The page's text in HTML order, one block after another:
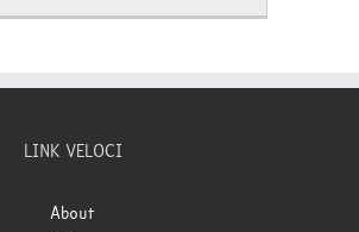
LINK VELOCI
About